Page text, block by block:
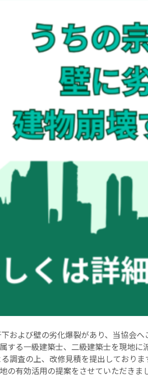
および壁の劣化爆裂があり、当協会
する一級建築士、二級建築士を現地
調査の上、改修見積を提出しており
の有効活用の提案をさせていただき